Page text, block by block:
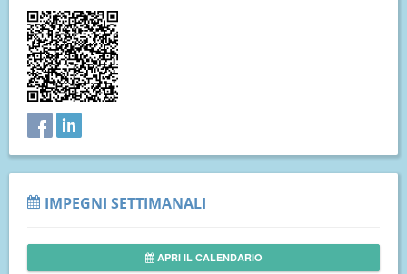
IMPEGNI SETTIMANALI
APRI IL CALENDARIO